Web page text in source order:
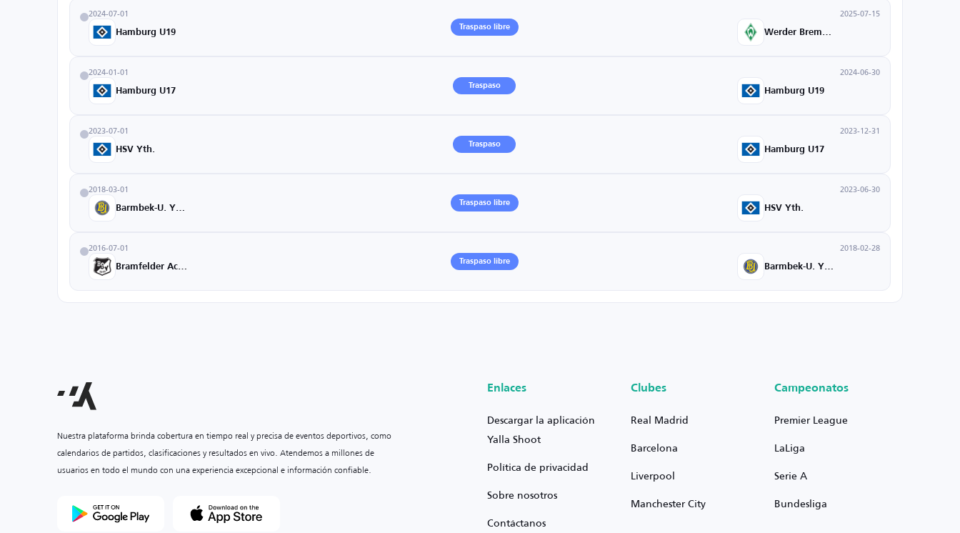
2024-07-01
Hamburg U19
Traspaso libre
2025-07-15
2024-01-01
Hamburg U17
Traspaso
2024-06-30
Hamburg U19
2023-07-01
HSV Yth.
Traspaso
2023-12-31
Hamburg U17
2018-03-01
Traspaso libre
2023-06-30
HSV Yth.
2016-07-01
Traspaso libre
2018-02-28
Nuestra plataforma brinda cobertura en tiempo real y precisa de eventos deportivos, como
calendarios de partidos, clasificaciones y resultados en vivo. Atendemos a millones de
usuarios en todo el mundo con una experiencia excepcional e información confiable.
Enlaces
Descargar la aplicación
Yalla Shoot
Política de privacidad
Sobre nosotros
Contáctanos
Clubes
Real Madrid
Barcelona
Liverpool
Manchester City
Campeonatos
Premier League
LaLiga
Serie A
Bundesliga